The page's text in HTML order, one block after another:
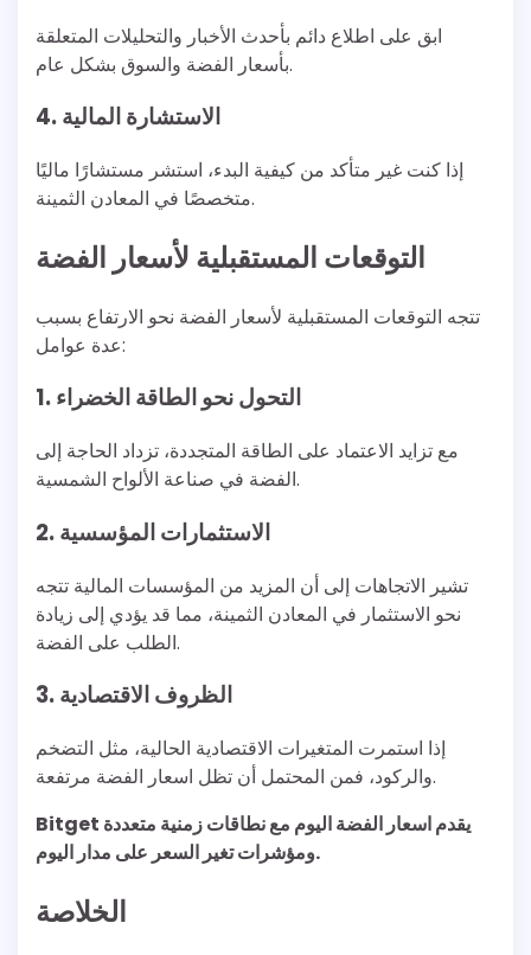
ابق على اطلاع دائم بأحدث الأخبار والتحليلات المتعلقة
بأسعار الفضة والسوق بشكل عام.
4. الاستشارة المالية
إذا كنت غير متأكد من كيفية البدء، استشر مستشارًا ماليًا
متخصصًا في المعادن الثمينة.
التوقعات المستقبلية لأسعار الفضة
تتجه التوقعات المستقبلية لأسعار الفضة نحو الارتفاع بسبب
عدة عوامل:
1. التحول نحو الطاقة الخضراء
مع تزايد الاعتماد على الطاقة المتجددة، تزداد الحاجة إلى
الفضة في صناعة الألواح الشمسية.
2. الاستثمارات المؤسسية
تشير الاتجاهات إلى أن المزيد من المؤسسات المالية تتجه
نحو الاستثمار في المعادن الثمينة، مما قد يؤدي إلى زيادة
الطلب على الفضة.
3. الظروف الاقتصادية
إذا استمرت المتغيرات الاقتصادية الحالية، مثل التضخم
والركود، فمن المحتمل أن تظل اسعار الفضة مرتفعة.
Bitget يقدم اسعار الفضة اليوم مع نطاقات زمنية متعددة
ومؤشرات تغير السعر على مدار اليوم.
الخلاصة